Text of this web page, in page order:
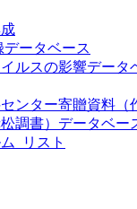
ータベース
ルスの影響データ
ンター寄贈資料（
調書）データベー
_リスト